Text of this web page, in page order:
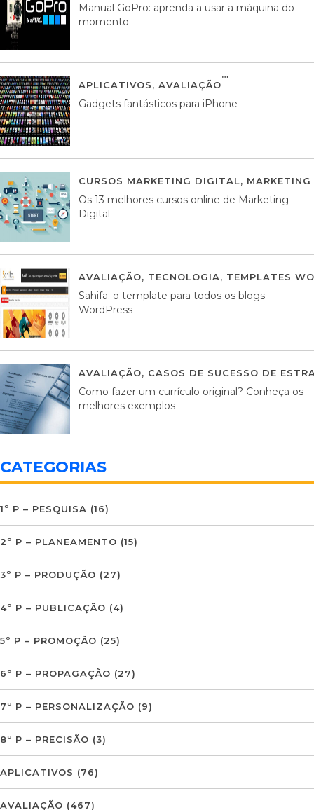
Manual GoPro: aprenda a usar a máquina do
momento
APLICATIVOS, AVALIAÇÃO
Gadgets fantásticos para iPhone
CURSOS MARKETING DIGITAL,
Os 13 melhores cursos online de Marketing
Digital
AVALIAÇÃO, TECNOLOGIA, TEMPLATES
Sahifa: o template para todos os blogs
WordPress
AVALIAÇÃO, CASOS DE SUCESSO DE
Como fazer um currículo original? Conheça os
melhores exemplos
CATEGORIAS
1º P – PESQUISA (16)
2º P – PLANEAMENTO (15)
3º P – PRODUÇÃO (27)
4º P – PUBLICAÇÃO (4)
5º P – PROMOÇÃO (25)
6º P – PROPAGAÇÃO (27)
7º P – PERSONALIZAÇÃO (9)
8º P – PRECISÃO (3)
APLICATIVOS (76)
AVALIAÇÃO (467)